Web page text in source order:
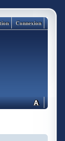
Connexion